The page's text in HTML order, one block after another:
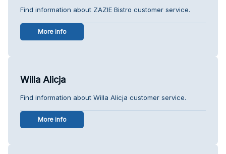
Find information about ZAZIE Bistro customer service.
More info
Willa Alicja
Find information about Willa Alicja customer service.
More info